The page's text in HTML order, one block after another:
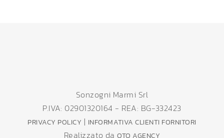
Sonzogni Marmi Srl
P.IVA: 02901320164 - REA: BG-332423
PRIVACY POLICY | INFORMATIVA CLIENTI FORNITORI
Realizzato daOTO AGENCY